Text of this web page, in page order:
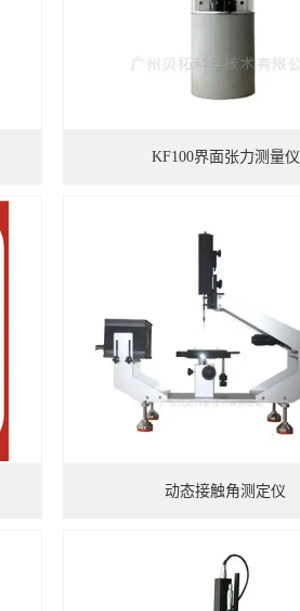
KF100界面张力测量仪
动态接触角测定仪